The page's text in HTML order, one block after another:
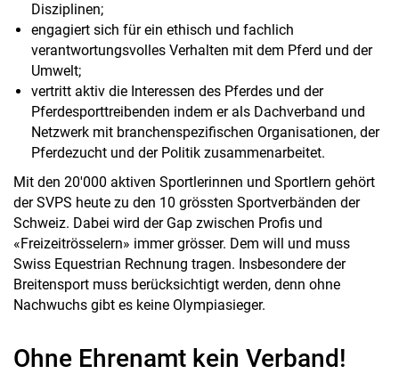
Disziplinen;
engagiert sich für ein ethisch und fachlich
verantwortungsvolles Verhalten mit dem Pferd und der
Umwelt;
vertritt aktiv die Interessen des Pferdes und der
Pferdesporttreibenden indem er als Dachverband und
Netzwerk mit branchenspezifischen Organisationen, der
Pferdezucht und der Politik zusammenarbeitet.
Mit den 20'000 aktiven Sportlerinnen und Sportlern gehört
der SVPS heute zu den 10 grössten Sportverbänden der
Schweiz. Dabei wird der Gap zwischen Profis und
«Freizeitrösselern» immer grösser. Dem will und muss
Swiss Equestrian Rechnung tragen. Insbesondere der
Breitensport muss berücksichtigt werden, denn ohne
Nachwuchs gibt es keine Olympiasieger.
Ohne Ehrenamt kein Verband!